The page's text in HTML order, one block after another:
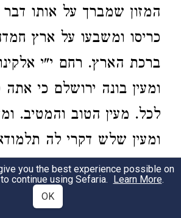
המזון שמברך על אותו
כריסו ומשבעו על ארץ
ברכת הארץ. רחם י"י
ומעין בונה ירושלם כי
לכל. מעין הטוב והמטיב.
ומעין שלש דקרי לה
דאורייתא קבעי מימר
בכל מקום צריך להזכיר
you the best experience possible on
continue using Sefaria. Learn More.
OK